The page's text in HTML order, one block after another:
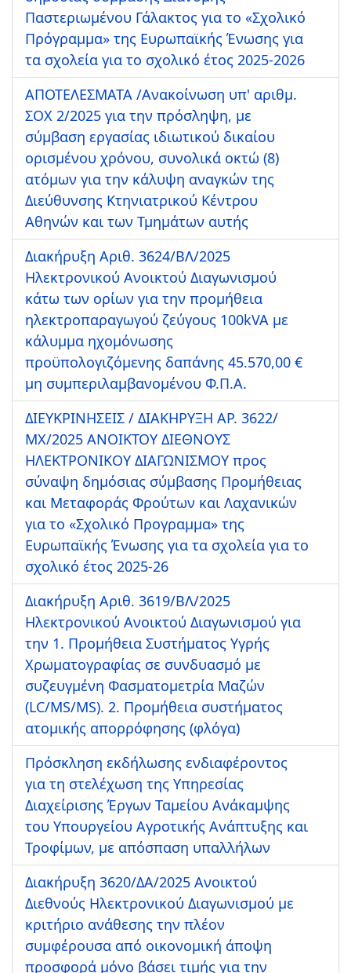
Παστεριωμένου Γάλακτος για το «Σχολικό
Πρόγραμμα» της Ευρωπαϊκής Ένωσης για
τα σχολεία για το σχολικό έτος 2025-2026
ΑΠΟΤΕΛΕΣΜΑΤΑ /Ανακοίνωση υπ' αριθμ.
ΣΟΧ 2/2025 για την πρόσληψη, με
σύμβαση εργασίας ιδιωτικού δικαίου
ορισμένου χρόνου, συνολικά οκτώ (8)
ατόμων για την κάλυψη αναγκών της
Διεύθυνσης Κτηνιατρικού Κέντρου
Αθηνών και των Τμημάτων αυτής
Διακήρυξη Αριθ. 3624/ΒΛ/2025
Ηλεκτρονικού Ανοικτού Διαγωνισμού
κάτω των ορίων για την προμήθεια
ηλεκτροπαραγωγού ζεύγους 100kVA με
κάλυμμα ηχομόνωσης
προϋπολογιζόμενης δαπάνης 45.570,00 €
μη συμπεριλαμβανομένου Φ.Π.Α.
ΔΙΕΥΚΡΙΝΗΣΕΙΣ / ΔΙΑΚΗΡΥΞΗ ΑΡ. 3622/
ΜΧ/2025 ΑΝΟΙΚΤΟΥ ΔΙΕΘΝΟΥΣ
ΗΛΕΚΤΡΟΝΙΚΟΥ ΔΙΑΓΩΝΙΣΜΟΥ προς
σύναψη δημόσιας σύμβασης Προμήθειας
και Μεταφοράς Φρούτων και Λαχανικών
για το «Σχολικό Προγραμμα» της
Ευρωπαϊκής Ένωσης για τα σχολεία για το
σχολικό έτος 2025-26
Διακήρυξη Αριθ. 3619/ΒΛ/2025
Ηλεκτρονικού Ανοικτού Διαγωνισμού για
την 1. Προμήθεια Συστήματος Υγρής
Χρωματογραφίας σε συνδυασμό με
συζευγμένη Φασματομετρία Μαζών
(LC/MS/MS). 2. Προμήθεια συστήματος
ατομικής απορρόφησης (φλόγα)
Πρόσκληση εκδήλωσης ενδιαφέροντος
για τη στελέχωση της Υπηρεσίας
Διαχείρισης Έργων Ταμείου Ανάκαμψης
του Υπουργείου Αγροτικής Ανάπτυξης και
Τροφίμων, με απόσπαση υπαλλήλων
Διακήρυξη 3620/ΔΑ/2025 Ανοικτού
Διεθνούς Ηλεκτρονικού Διαγωνισμού με
κριτήριο ανάθεσης την πλέον
συμφέρουσα από οικονομική άποψη
προσφορά μόνο βάσει τιμής για την